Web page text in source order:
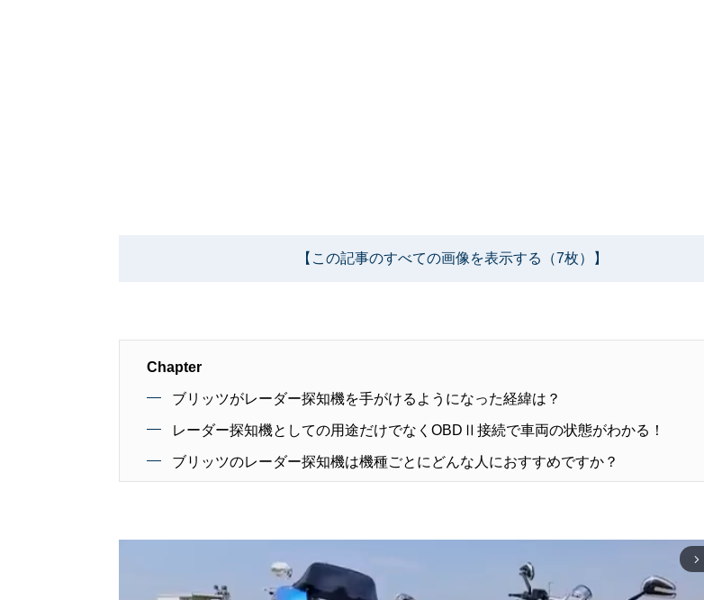
【この記事のすべての画像を表示する（7枚）】
Chapter
ブリッツがレーダー探知機を手がけるようになった経緯は？
レーダー探知機としての用途だけでなくOBDⅡ接続で車両の状態がわかる！
ブリッツのレーダー探知機は機種ごとにどんな人におすすめですか？
arrow_forward_ios